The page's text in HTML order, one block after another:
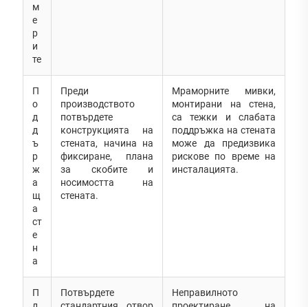
м
е
р
и
те
П
о
д
д
ъ
р
ж
а
щ
а
ст
е
н
а
Преди
производството
потвърдете
конструкцията на
стената, начина на
фиксиране, плана
за скобите и
носимостта на
стената.
Мраморните мивки,
монтирани на стена,
са тежки и слабата
поддръжка на стената
може да предизвика
рискове по време на
инсталацията.
П
Потвърдете
Неправилното